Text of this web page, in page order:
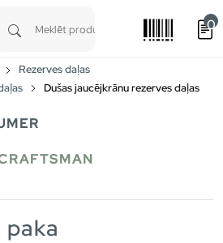
0
Rezerves daļas
Dušas jaucējkrānu rezerves daļas
paka